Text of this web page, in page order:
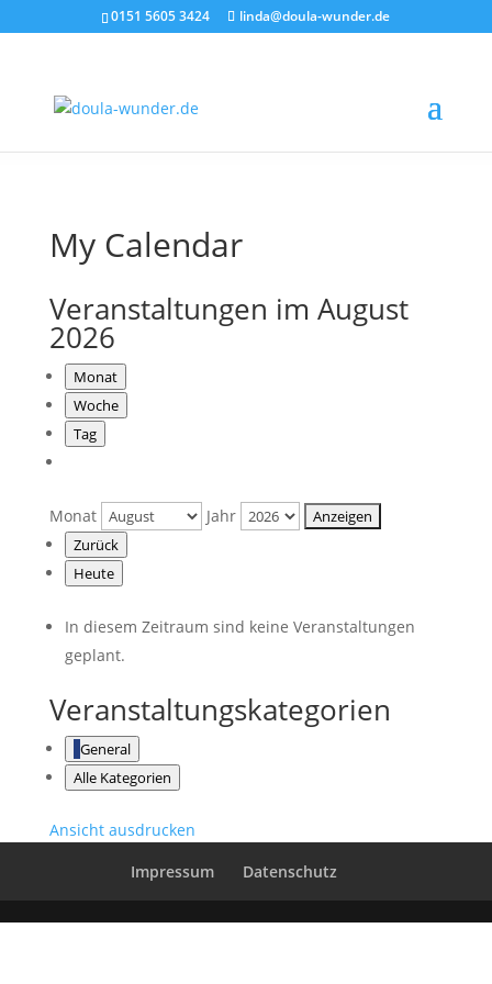
0151 5605 3424 linda@doula-wunder.de
My Calendar
Veranstaltungen im August
2026
Monat
Woche
Tag
Monat Jahr
Zurück
Heute
In diesem Zeitraum sind keine Veranstaltungen
geplant.
Veranstaltungskategorien
General
Alle Kategorien
Ansichtausdrucken
Impressum
Datenschutz